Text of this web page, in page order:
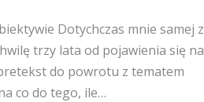
Dotychczas mnie samej z
trzy lata od pojawienia się na
do powrotu z tematem
co do tego, ile…